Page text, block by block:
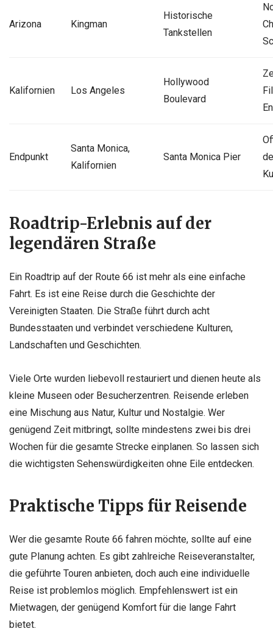
Arizona Kingman
Historische
Tankstellen
Kalifornien Los Angeles
Hollywood
Boulevard
Endpunkt
Santa Monica,
Kalifornien
Santa Monica Pier
Roadtrip-Erlebnis auf der
legendären Straße
Ein Roadtrip auf der Route 66 ist mehr als eine einfache
Fahrt. Es ist eine Reise durch die Geschichte der
Vereinigten Staaten. Die Straße führt durch acht
Bundesstaaten und verbindet verschiedene Kulturen,
Landschaften und Geschichten.
Viele Orte wurden liebevoll restauriert und dienen heute als
kleine Museen oder Besucherzentren. Reisende erleben
eine Mischung aus Natur, Kultur und Nostalgie. Wer
genügend Zeit mitbringt, sollte mindestens zwei bis drei
Wochen für die gesamte Strecke einplanen. So lassen sich
die wichtigsten Sehenswürdigkeiten ohne Eile entdecken.
Praktische Tipps für Reisende
Wer die gesamte Route 66 fahren möchte, sollte auf eine
gute Planung achten. Es gibt zahlreiche Reiseveranstalter,
die geführte Touren anbieten, doch auch eine individuelle
Reise ist problemlos möglich. Empfehlenswert ist ein
Mietwagen, der genügend Komfort für die lange Fahrt
bietet.